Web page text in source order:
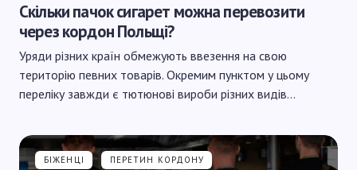
Скільки пачок сигарет можна перевозити
через кордон Польщі?
Уряди різних країн обмежують ввезення на свою
територію певних товарів. Окремим пунктом у цьому
переліку завжди є тютюнові вироби різних видів…
БІЖЕНЦІ ПЕРЕТИН КОРДОНУ